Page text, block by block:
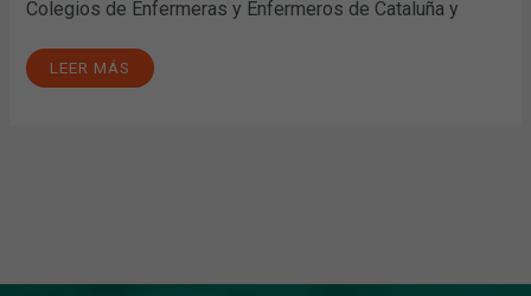
Colegios de Enfermeras y Enfermeros de Cataluña y
LEER MÁS